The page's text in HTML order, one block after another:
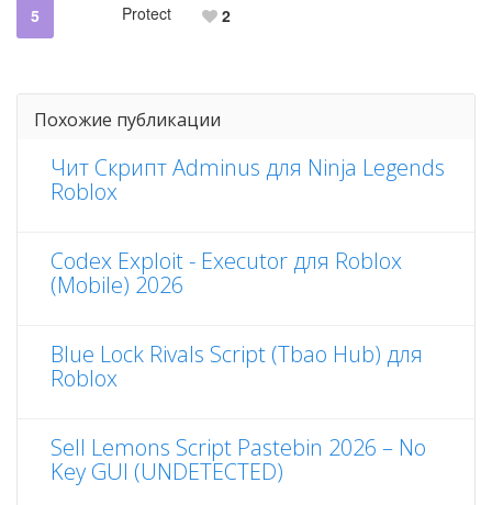
5 Protect 2
Похожие публикации
Чит Скрипт Adminus для Ninja Legends
Roblox
Codex Exploit - Executor для Roblox
(Mobile) 2026
Blue Lock Rivals Script (Tbao Hub) для
Roblox
Sell Lemons Script Pastebin 2026 – No
Key GUI (UNDETECTED)